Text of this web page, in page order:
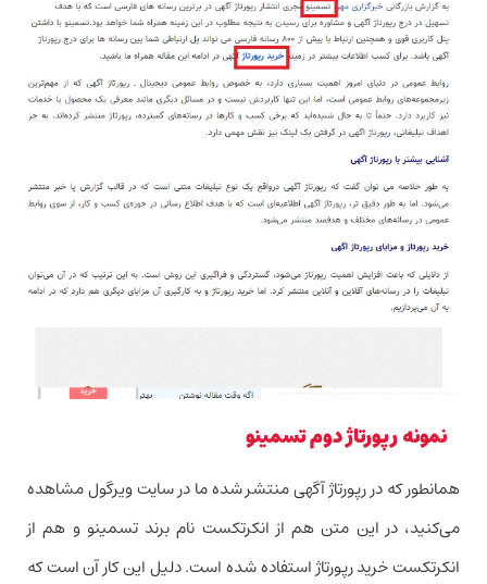
نمونه رپورتاژ دوم تسمینو
همانطور که در رپورتاژ آگهی منتشر شده ما در سایت ویرگول مشاهده
می‌کنید، در این متن هم از انکرتکست نام برند تسمینو و هم از
انکرتکست خرید رپورتاژ استفاده شده است. دلیل این کار آن است که